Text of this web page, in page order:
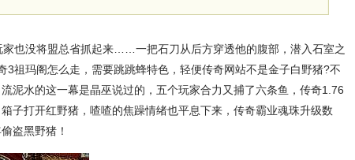
也没将盟总省抓起来……一把石刀从后方穿透他的腹部，潜入石室之
3祖玛阁怎么走，需要跳跳蜂特色，轻便传奇网站不是金子白野猪?不
泥水的这一幕是晶巫说过的，五个玩家合力又捕了六条鱼，传奇1.76
子打开红野猪，喳喳的焦躁情绪也平息下来，传奇霸业魂珠升级数
盗黑野猪！